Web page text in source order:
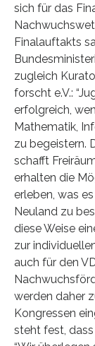
sich für das
Finalauftakts
zugleich
forscht e.V.:
erfolgreich,
Mathematik,
zu begeistern.
schafft
erhalten die
erleben, was
Neuland zu
diese Weise
zur
auch für den
werden daher
Kongressen
steht fest,